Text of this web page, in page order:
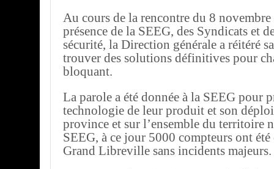
Au cours de la rencontre du 8
présence de la SEEG, des Syndicats et
sécurité, la Direction générale a réitéré
trouver des solutions définitives pour
bloquant.
La parole a été donnée à la SEEG pour
technologie de leur produit et son
province et sur l’ensemble du territoire
SEEG, à ce jour 5000 compteurs ont
Grand Libreville sans incidents majeurs.